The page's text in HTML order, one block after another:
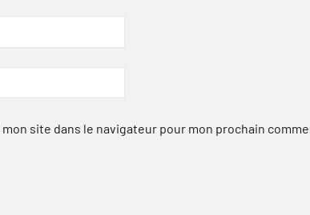
site dans le navigateur pour mon prochain